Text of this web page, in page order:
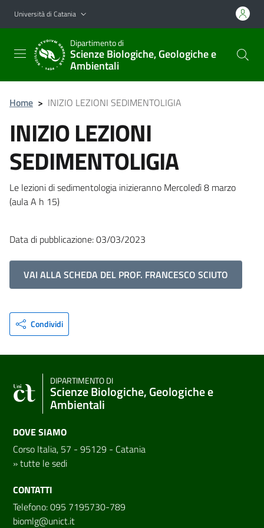
Vai al contenuto principale
Vai al menu di navigazione
Università di Catania
Dipartimento di
Scienze Biologiche, Geologiche e
Ambientali
Home > INIZIO LEZIONI SEDIMENTOLIGIA
INIZIO LEZIONI
SEDIMENTOLIGIA
Le lezioni di sedimentologia inizieranno Mercoledì 8 marzo
(aula A h 15)
Data di pubblicazione: 03/03/2023
VAI ALLA SCHEDA DEL PROF. FRANCESCO SCIUTO
Condividi
DIPARTIMENTO DI
Scienze Biologiche, Geologiche e
Ambientali
DOVE SIAMO
Corso Italia, 57 - 95129 - Catania
»tutte le sedi
CONTATTI
Telefono: 095 7195730-789
biomlg@unict.it